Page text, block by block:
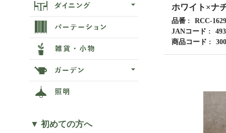
ホワイト×ナ
品番
RCC-
JANコード
商品コード
▼ 初めての方へ